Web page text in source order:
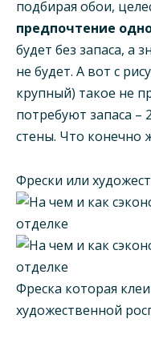
подбирая обои,
предпочтение
будет без запаса, а
не будет. А вот с
крупный) такое не
потребуют запаса –
стены. Что конечно
Фрески или
Фреска которая
художественной